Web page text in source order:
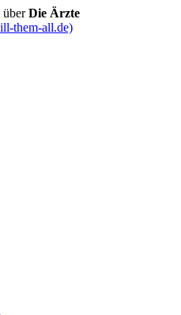
überDie Ärzte
them-all.de)